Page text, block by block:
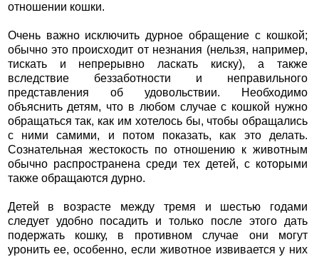
отношении кошки.
Очень важно исключить дурное обращение с кошкой;
обычно это происходит от незнания (нельзя, например,
тискать и непрерывно ласкать киску), а также
вследствие беззаботности и неправильного
представления об удовольствии. Необходимо
объяснить детям, что в любом случае с кошкой нужно
обращаться так, как им хотелось бы, чтобы обращались
с ними самими, и потом показать, как это делать.
Сознательная жестокость по отношению к животным
обычно распространена среди тех детей, с которыми
также обращаются дурно.
Детей в возрасте между тремя и шестью годами
следует удобно посадить и только после этого дать
подержать кошку, в противном случае они могут
уронить ее, особенно, если животное извивается у них